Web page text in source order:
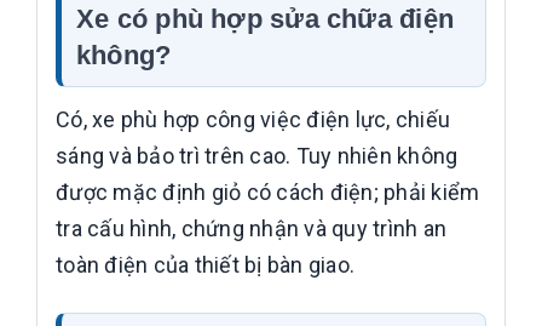
Xe có phù hợp sửa chữa điện
không?
Có, xe phù hợp công việc điện lực, chiếu
sáng và bảo trì trên cao. Tuy nhiên không
được mặc định giỏ có cách điện; phải kiểm
tra cấu hình, chứng nhận và quy trình an
toàn điện của thiết bị bàn giao.